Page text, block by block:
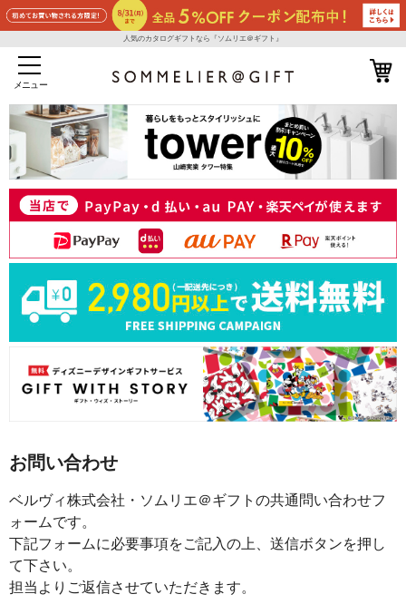
人気のカタログギフトなら『ソムリエ＠ギフト』
メニュー
お問い合わせ
ベルヴィ株式会社・ソムリエ＠ギフトの共通問い合わせフ
ォームです。
下記フォームに必要事項をご記入の上、送信ボタンを押し
て下さい。
担当よりご返信させていただきます。